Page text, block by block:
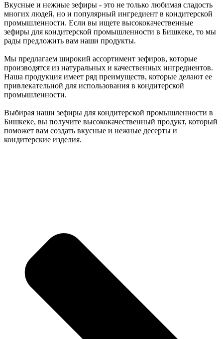
Вкусные и нежные зефиры - это не только любимая сладость
многих людей, но и популярный ингредиент в кондитерской
промышленности. Если вы ищете высококачественные
зефиры для кондитерской промышленности в Бишкеке, то мы
рады предложить вам наши продукты.
Мы предлагаем широкий ассортимент зефиров, которые
производятся из натуральных и качественных ингредиентов.
Наша продукция имеет ряд преимуществ, которые делают ее
привлекательной для использования в кондитерской
промышленности.
Выбирая наши зефиры для кондитерской промышленности в
Бишкеке, вы получите высококачественный продукт, который
поможет вам создать вкусные и нежные десерты и
кондитерские изделия.